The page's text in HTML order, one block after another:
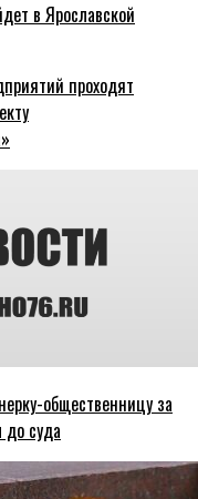
в Ярославской
проходят
общественницу за
суда